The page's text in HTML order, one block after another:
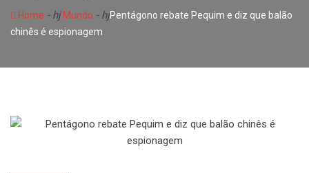
Home - hjMundo - hjPentágono rebate Pequim e diz que balão
chinês é espionagem